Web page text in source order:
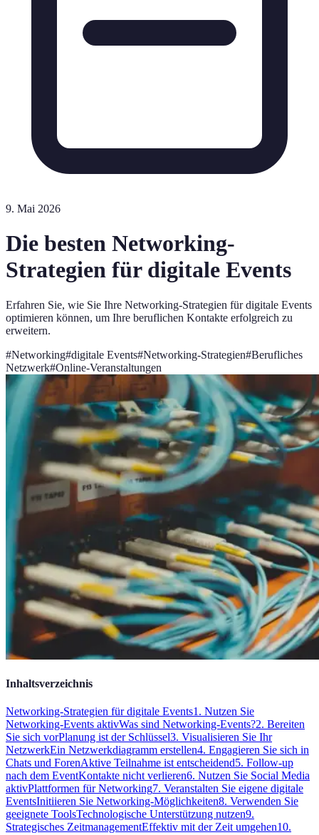
9. Mai 2026
Die besten Networking-
Strategien für digitale Events
Erfahren Sie, wie Sie Ihre Networking-Strategien für digitale Events
optimieren können, um Ihre beruflichen Kontakte erfolgreich zu
erweitern.
#Networking#digitale Events#Networking-Strategien#Berufliches
Netzwerk#Online-Veranstaltungen
Inhaltsverzeichnis
Networking-Strategien für digitale Events1. Nutzen Sie
Networking-Events aktivWas sind Networking-Events?2. Bereiten
Sie sich vorPlanung ist der Schlüssel3. Visualisieren Sie Ihr
NetzwerkEin Netzwerkdiagramm erstellen4. Engagieren Sie sich in
Chats und ForenAktive Teilnahme ist entscheidend5. Follow-up
nach dem EventKontakte nicht verlieren6. Nutzen Sie Social Media
aktivPlattformen für Networking7. Veranstalten Sie eigene digitale
EventsInitiieren Sie Networking-Möglichkeiten8. Verwenden Sie
geeignete ToolsTechnologische Unterstützung nutzen9.
Strategisches ZeitmanagementEffektiv mit der Zeit umgehen10.